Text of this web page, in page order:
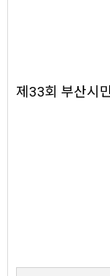
제33회 부산시